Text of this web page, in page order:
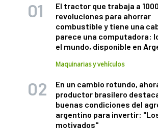
El tractor que trabaja a 1000
revoluciones para ahorrar
combustible y tiene una
parece una computadora:
el mundo, disponible en
Maquinarias y vehículos
En un cambio rotundo,
productor brasilero
buenas condiciones del
argentino para invertir:
motivados"